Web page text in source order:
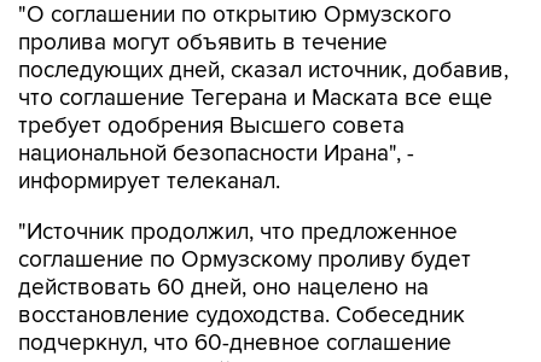
"О соглашении по открытию Ормузского
пролива могут объявить в течение
последующих дней, сказал источник, добавив,
что соглашение Тегерана и Маската все еще
требует одобрения Высшего совета
национальной безопасности Ирана", -
информирует телеканал.
"Источник продолжил, что предложенное
соглашение по Ормузскому проливу будет
действовать 60 дней, оно нацелено на
восстановление судоходства. Собеседник
подчеркнул, что 60-дневное соглашение